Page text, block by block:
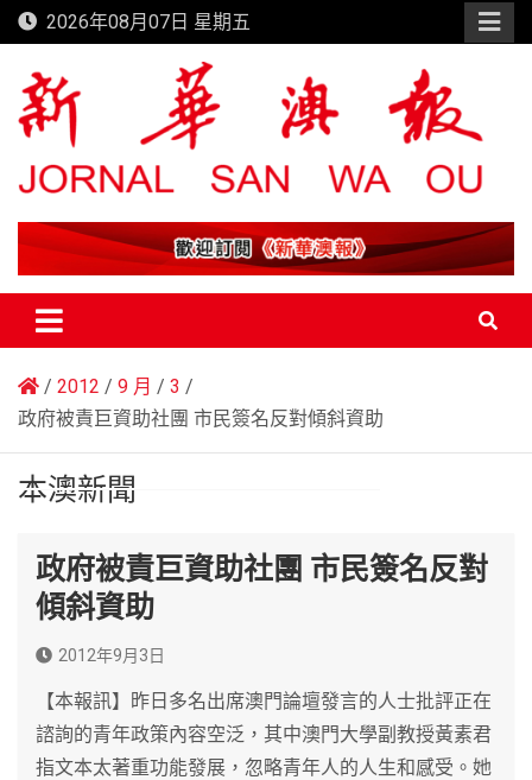
Skip
to
content
2026年08月07日 星期五
新華澳報
2012 9 月
3
政府被責巨資助社團 市民簽名反對傾斜資助
本澳新聞
政府被責巨資助社團 市民簽名反對
傾斜資助
2012年9月3日
【本報訊】昨日多名出席澳門論壇發言的人士批評正在
諮詢的青年政策內容空泛，其中澳門大學副教授黃素君
指文本太著重功能發展，忽略青年人的人生和感受。她